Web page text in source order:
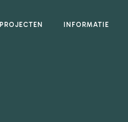
PROJECTEN INFORMATIE